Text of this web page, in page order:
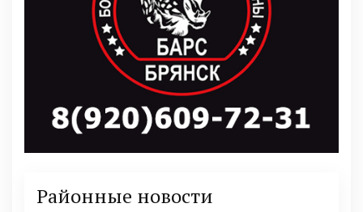
Районные новости